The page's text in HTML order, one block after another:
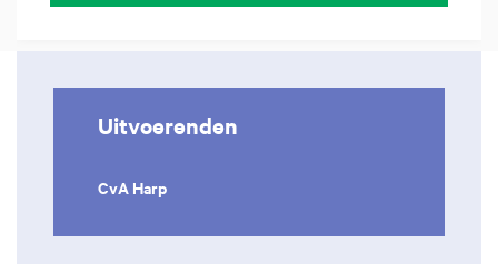
Uitvoerenden
CvA Harp
Inzoomen